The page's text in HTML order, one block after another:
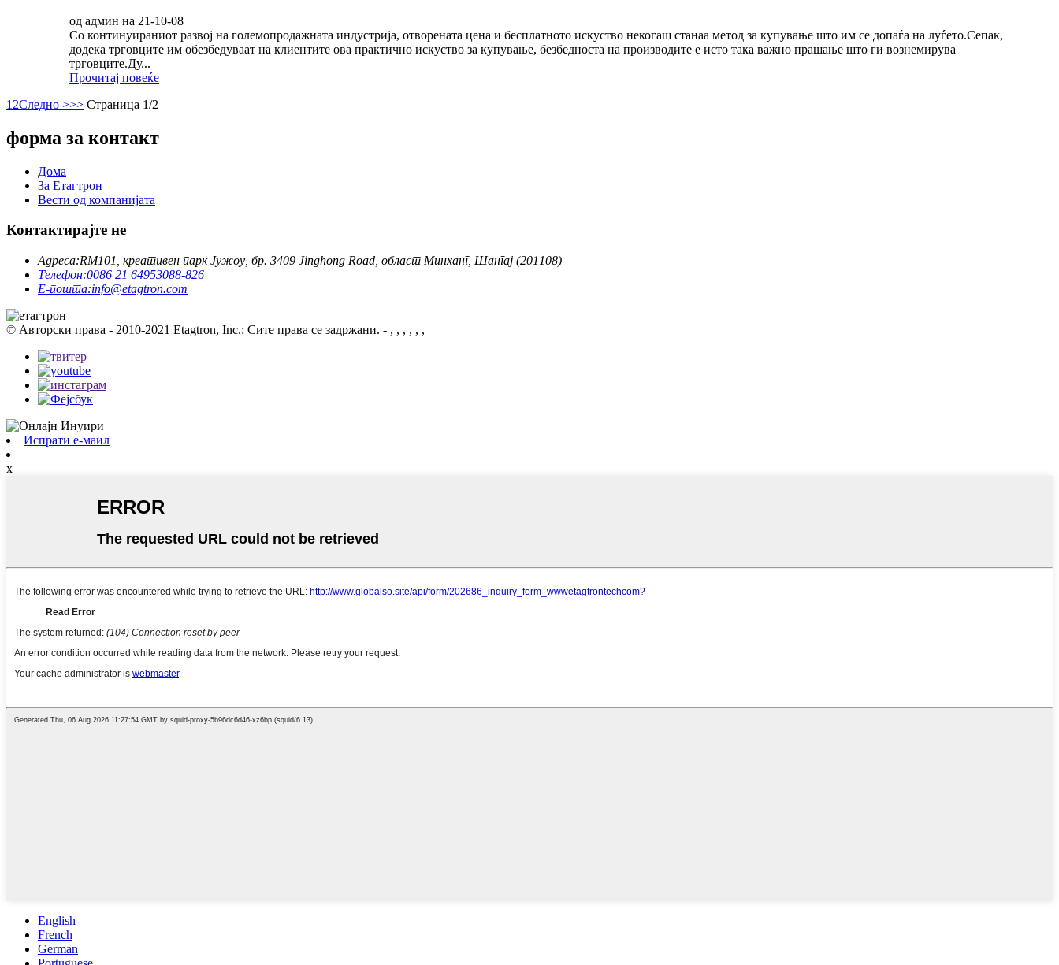
од админ на 21-10-08
Со континуираниот развој на големопродажната индустрија, отворената цена и бесплатното искуство некогаш станаа метод за купување што им се допаѓа на луѓето.Сепак,
додека трговците им обезбедуваат на клиентите ова практично искуство за купување, безбедноста на производите е исто така важно прашање што ги вознемирува
трговците.Ду...
Прочитај повеќе
1 2Следно >>> Страница 1/2
форма за контакт
Дома
За Етагтрон
Вести од компанијата
Контактирајте не
Адреса:RM101, креативен парк Јужоу, бр. 3409 Jinghong Road, област Минханг, Шангај (201108)
Телефон:0086 21 64953088-826
Е-пошта:info@etagtron.com
© Авторски права - 2010-2021 Etagtron, Inc.: Сите права се задржани. - , , , , , ,
Испрати е-маил
x
English
French
German